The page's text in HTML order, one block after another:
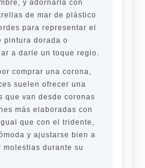
y adornarla con
de mar de plástico
para representar el
pintura dorada o
a darle un toque regio.
comprar una corona,
suelen ofrecer una
que van desde coronas
más elaboradas con
que con el tridente,
y ajustarse bien a
molestias durante su